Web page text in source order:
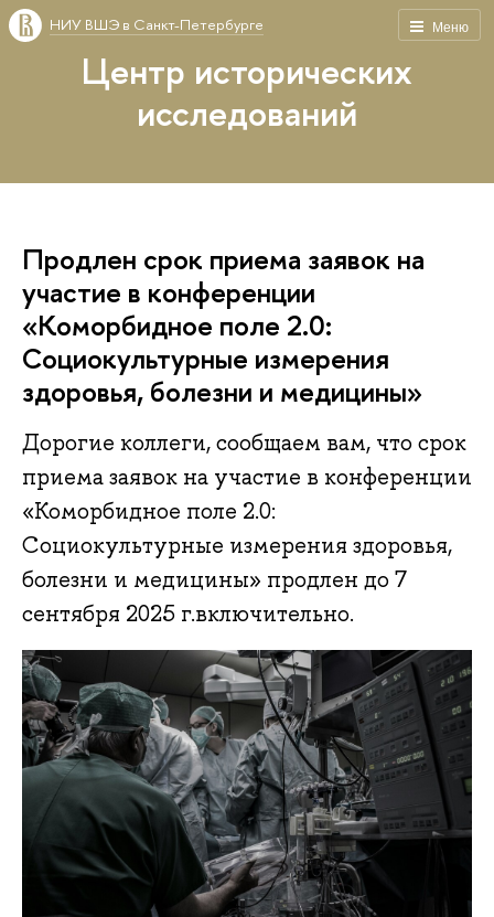
Меню
НИУ ВШЭ в Санкт-Петербурге
Центр исторических
исследований
Продлен срок приема заявок на
участие в конференции
«Коморбидное поле 2.0:
Социокультурные измерения
здоровья, болезни и медицины»
Дорогие коллеги, сообщаем вам, что срок
приема заявок на участие в конференции
«Коморбидное поле 2.0:
Социокультурные измерения здоровья,
болезни и медицины» продлен до 7
сентября 2025 г.включительно.